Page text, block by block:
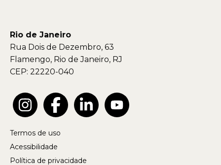
Rio de Janeiro
Rua Dois de Dezembro, 63
Flamengo, Rio de Janeiro, RJ
CEP: 22220-040
Termos de uso
Acessibilidade
Política de privacidade